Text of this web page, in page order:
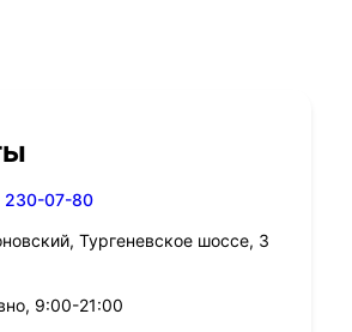
230-07-80
Тургеневское шоссе, 3
9:00-21:00